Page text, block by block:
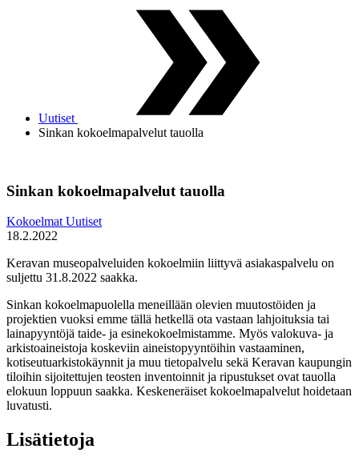
Uutiset
Sinkan kokoelmapalvelut tauolla
Sinkan kokoelmapalvelut tauolla
KokoelmatUutiset
18.2.2022
Keravan museopalveluiden kokoelmiin liittyvä asiakaspalvelu on
suljettu 31.8.2022 saakka.
Sinkan kokoelmapuolella meneillään olevien muutostöiden ja
projektien vuoksi emme tällä hetkellä ota vastaan lahjoituksia tai
lainapyyntöjä taide- ja esinekokoelmistamme. Myös valokuva- ja
arkistoaineistoja koskeviin aineistopyyntöihin vastaaminen,
kotiseutuarkistokäynnit ja muu tietopalvelu sekä Keravan kaupungin
tiloihin sijoitettujen teosten inventoinnit ja ripustukset ovat tauolla
elokuun loppuun saakka. Keskeneräiset kokoelmapalvelut hoidetaan
luvatusti.
Lisätietoja